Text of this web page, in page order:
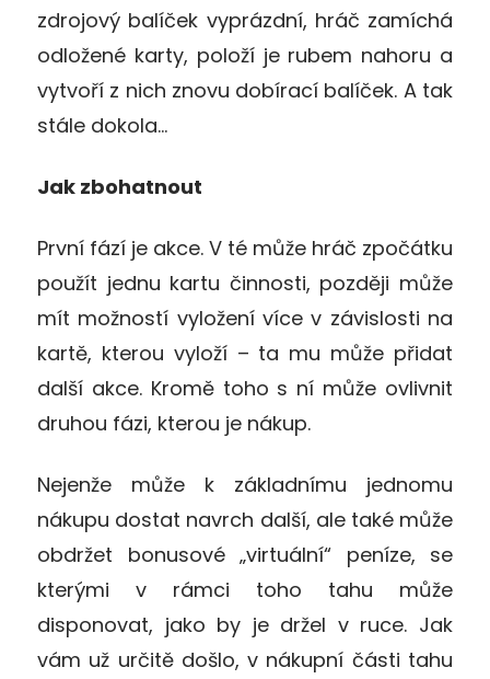
zdrojový balíček vyprázdní, hráč zamíchá
odložené karty, položí je rubem nahoru a
vytvoří z nich znovu dobírací balíček. A tak
stále dokola…
Jak zbohatnout
První fází je akce. V té může hráč zpočátku
použít jednu kartu činnosti, později může
mít možností vyložení více v závislosti na
kartě, kterou vyloží – ta mu může přidat
další akce. Kromě toho s ní může ovlivnit
druhou fázi, kterou je nákup.
Nejenže může k základnímu jednomu
nákupu dostat navrch další, ale také může
obdržet bonusové „virtuální“ peníze, se
kterými v rámci toho tahu může
disponovat, jako by je držel v ruce. Jak
vám už určitě došlo, v nákupní části tahu